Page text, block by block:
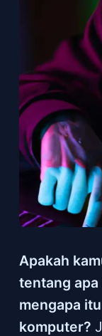
Apakah
tentang
mengapa
komputer?